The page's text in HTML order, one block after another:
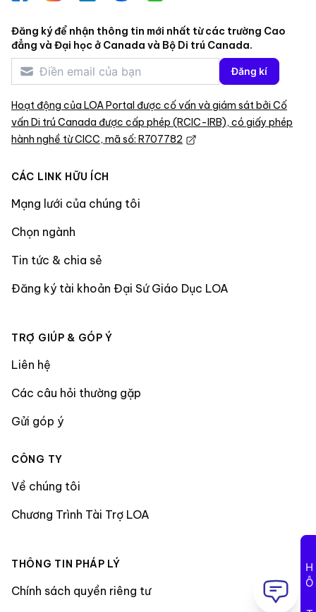
Đăng ký để nhận thông tin mới nhất từ các trường Cao
đẳng và Đại học ở Canada và Bộ Di trú Canada.
Đăng kí
Hoạt động của LOA Portal được cố vấn và giám sát bởi Cố
vấn Di trú Canada được cấp phép (RCIC-IRB), có giấy phép
hành nghề từ CICC, mã số: R707782
CÁC LINK HỮU ÍCH
Mạng lưới của chúng tôi
Chọn ngành
Tin tức & chia sẻ
Đăng ký tài khoản Đại Sứ Giáo Dục LOA
TRỢ GIÚP & GÓP Ý
Liên hệ
Các câu hỏi thường gặp
Gửi góp ý
CÔNG TY
Về chúng tôi
Chương Trình Tài Trợ LOA
THÔNG TIN PHÁP LÝ
Chính sách quyền riêng tư